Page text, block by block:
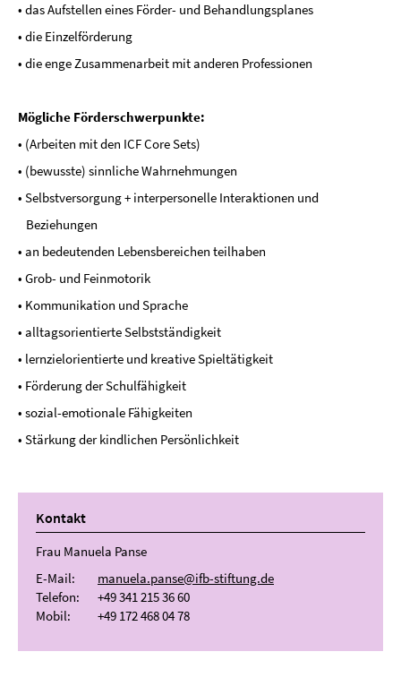
• das Aufstellen eines Förder- und Behandlungsplanes
• die Einzelförderung
• die enge Zusammenarbeit mit anderen Professionen
Mögliche Förderschwerpunkte:
• (Arbeiten mit den ICF Core Sets)
• (bewusste) sinnliche Wahrnehmungen
• Selbstversorgung + interpersonelle Interaktionen und
Beziehungen
• an bedeutenden Lebensbereichen teilhaben
• Grob- und Feinmotorik
• Kommunikation und Sprache
• alltagsorientierte Selbstständigkeit
• lernzielorientierte und kreative Spieltätigkeit
• Förderung der Schulfähigkeit
• sozial-emotionale Fähigkeiten
• Stärkung der kindlichen Persönlichkeit
Kontakt
Frau Manuela Panse
E-Mail:
manuela.panse@ifb-stiftung.de
Telefon:
+49 341 215 36 60
Mobil:
+49 172 468 04 78